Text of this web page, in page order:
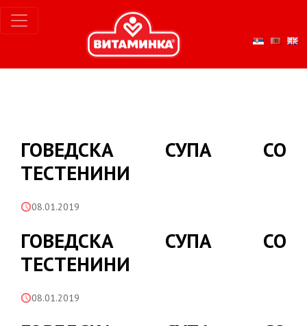
ГОВЕДСКА СУПА СО
ТЕСТЕНИНИ
08.01.2019
ГОВЕДСКА СУПА СО
ТЕСТЕНИНИ
08.01.2019